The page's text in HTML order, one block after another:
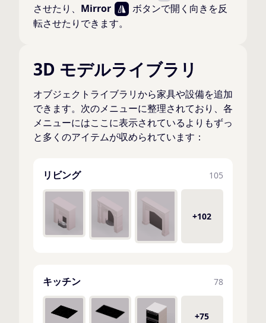
させたり、 Mirror
ボタンで開く向きを反
転させたりできます。
3D モデルライブラリ
オブジェクトライブラリから家具や設備を追加
できます。次のメニューに整理されており、各
メニューにはここに表示されているよりもずっ
と多くのアイテムが収められています：
リビング 105
+102
キッチン 78
+75